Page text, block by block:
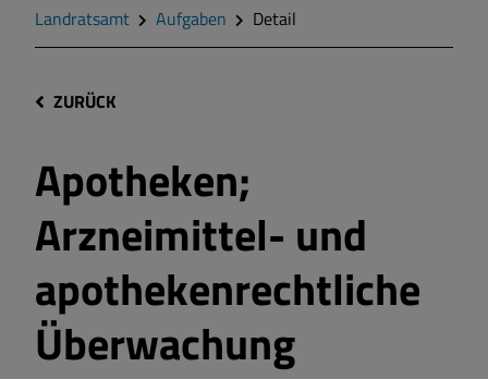
Landratsamt
Aufgaben Detail
ZURÜCK
Apotheken;
Arzneimittel- und
apothekenrechtliche
Überwachung